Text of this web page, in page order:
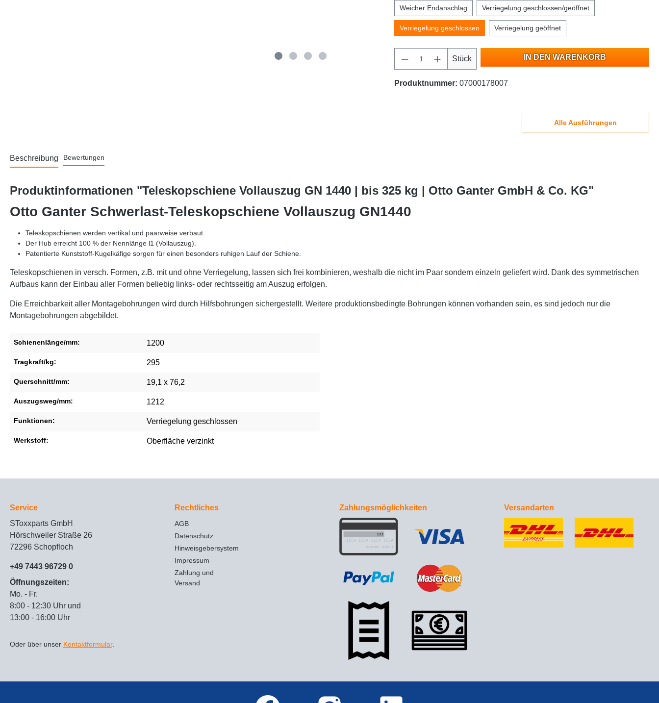
Weicher Endanschlag Verriegelung geschlossen/geöffnet
Verriegelung geschlossen Verriegelung geöffnet
Stück IN DEN WARENKORB
Produktnummer: 07000178007
Alle Ausführungen
Beschreibung Bewertungen
Produktinformationen "Teleskopschiene Vollauszug GN 1440 | bis 325 kg | Otto Ganter GmbH & Co. KG"
Otto Ganter Schwerlast-Teleskopschiene Vollauszug GN1440
Teleskopschienen werden vertikal und paarweise verbaut.
Der Hub erreicht 100 % der Nennlänge l1 (Vollauszug).
Patentierte Kunststoff-Kugelkäfige sorgen für einen besonders ruhigen Lauf der Schiene.
Teleskopschienen in versch. Formen, z.B. mit und ohne Verriegelung, lassen sich frei kombinieren, weshalb die nicht im Paar sondern einzeln geliefert wird. Dank des symmetrischen
Aufbaus kann der Einbau aller Formen beliebig links- oder rechtsseitig am Auszug erfolgen.
Die Erreichbarkeit aller Montagebohrungen wird durch Hilfsbohrungen sichergestellt. Weitere produktionsbedingte Bohrungen können vorhanden sein, es sind jedoch nur die
Montagebohrungen abgebildet.
Schienenlänge/mm: 1200
Tragkraft/kg: 295
Querschnitt/mm: 19,1 x 76,2
Auszugsweg/mm: 1212
Funktionen: Verriegelung geschlossen
Werkstoff: Oberfläche verzinkt
Service
SToxxparts GmbH
Hörschweiler Straße 26
72296 Schopfloch
+49 7443 96729 0
Öffnungszeiten:
Mo. - Fr.
8:00 - 12:30 Uhr und
13:00 - 16:00 Uhr
Oder über unser Kontaktformular.
Rechtliches
AGB
Datenschutz
Hinweisgebersystem
Impressum
Zahlung und
Versand
Zahlungsmöglichkeiten Versandarten